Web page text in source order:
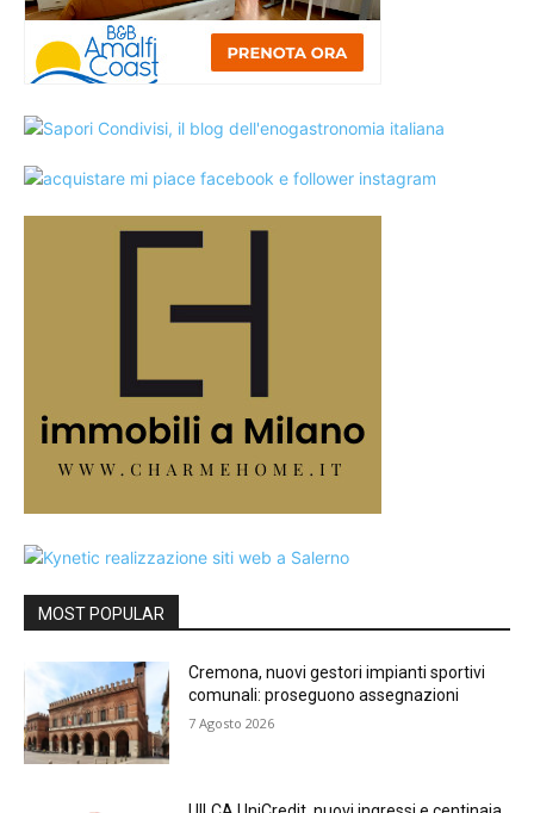
MOST POPULAR
Cremona, nuovi gestori impianti sportivi
comunali: proseguono assegnazioni
7 Agosto 2026